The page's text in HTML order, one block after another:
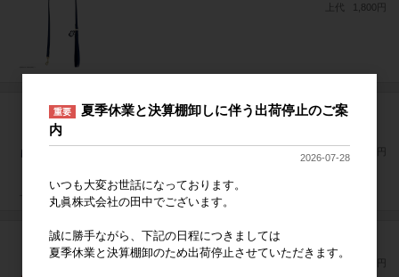
上代 1,800円
MOOMIN ムーミン ビーウィズユー/パターン カ
1,000円
MOOMIN ムーミン ムーミンやしき カラー
上代 1,000円
重要
夏季休業と決算棚卸しに伴う出荷停止のご案
内
2026-07-28
いつも大変お世話になっております。
丸眞株式会社の田中でございます。
誠に勝手ながら、下記の日程につきましては
夏季休業と決算棚卸のため出荷停止させていただきます。